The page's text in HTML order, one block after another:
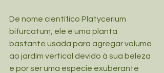
De nome científico Platycerium
bifurcatum, ele é uma planta
bastante usada para agregar volume
ao jardim vertical devido à sua beleza
e por ser uma espécie exuberante